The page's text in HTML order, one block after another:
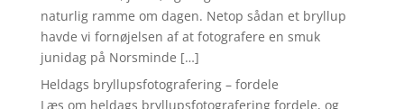
naturlig ramme om dagen. Netop sådan et bryllup
havde vi fornøjelsen af at fotografere en smuk
junidag på Norsminde […]
Heldags bryllupsfotografering – fordele
Læs om heldags bryllupsfotografering fordele, og